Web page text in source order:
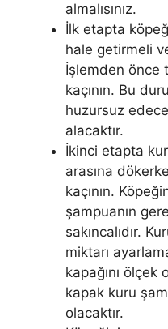
almalısınız.
İlk etapta
hale getirmeli ve
İşlemden önce
kaçının. Bu
huzursuz
alacaktır.
İkinci etapta
arasına
kaçının.
şampuanın
sakıncalıdır.
miktarı
kapağını
kapak kuru
olacaktır.